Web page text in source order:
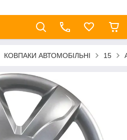
КОВПАКИ АВТОМОБІЛЬНІ 15